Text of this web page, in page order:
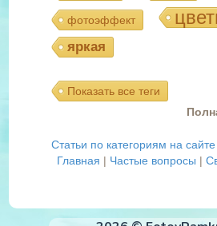
фотоэффект
яркая
Показать все теги
Статьи по категориям на сайте
Главная | Частые вопросы |